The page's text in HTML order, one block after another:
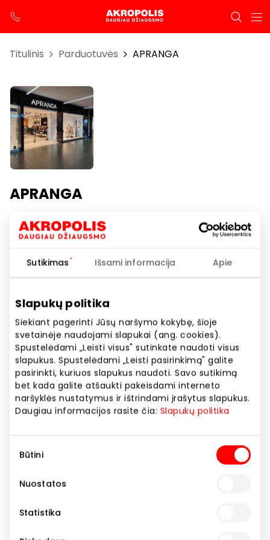
Sutikimas Išsami informacija Apie
Slapukų politika
Siekiant pagerinti Jūsų naršymo kokybę, šioje
svetainėje naudojami slapukai (ang. cookies).
Spustelėdami „Leisti visus" sutinkate naudoti visus
slapukus. Spustelėdami „Leisti pasirinkimą" galite
pasirinkti, kuriuos slapukus naudoti. Savo sutikimą
bet kada galite atšaukti pakeisdami interneto
naršyklės nustatymus ir ištrindami įrašytus slapukus.
Daugiau informacijos rasite čia: Slapukų politika
pasirinkimas
Būtini
Nuostatos
Statistika
Titulinis Parduotuvės APRANGA
APRANGA
Darbo laikas
Telefono numeris
+37061654578
Svetainės adresas
https://www.soulz.lt
Rodyti lokaciją žemėlapyje
„Apranga“ – daugiau nei dvidešimt metų džiugina
pirkėjus įvairiausių prekės ženklų kolekcijomis
vyrams, moterims ir vaikams. Stilius už demokratišką
kainą leidžia susikurti mielą širdžiai garderobą, atrasti
save ir jaustis patogiai kasdien.
Drabužiai